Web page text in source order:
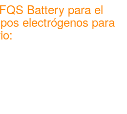
Battery para el
electrógenos para